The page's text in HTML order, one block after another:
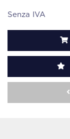
Senza IVA